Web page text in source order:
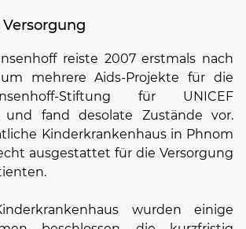
reiste 2007 erstmals nach
um mehrere Aids-Projekte für die
Stiftung für UNICEF
und fand desolate Zustände vor.
Kinderkrankenhaus in Phnom
ausgestattet für die Versorgung
wurden einige